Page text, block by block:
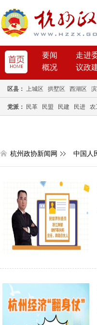
要闻 走进
概况
议政
区县： 上城区 拱墅区 西湖区
党派： 民革 民盟 民建 民进 农
杭州政协新闻网 中国人